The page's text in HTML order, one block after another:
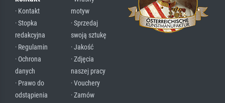
· Kontakt
· Stopka
redakcyjna
· Regulamin
· Ochrona
danych
· Prawo do
odstąpienia
motyw
· Sprzedaj
swoją sztukę
· Jakość
· Zdjęcia
naszej pracy
· Vouchery
· Zamów